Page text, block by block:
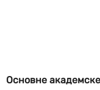
Основне